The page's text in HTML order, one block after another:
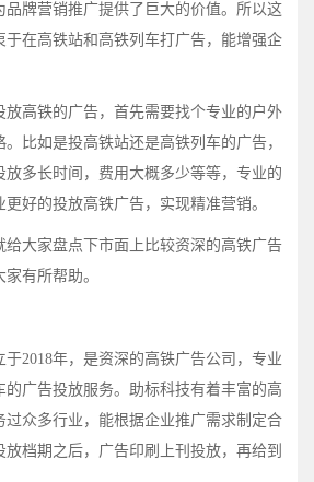
品牌营销推广提供了巨大的价值。所以这
于在高铁站和高铁列车打广告，能增强企
放高铁的广告，首先需要找个专业的户外
比如是投高铁站还是高铁列车的广告，
放多长时间，费用大概多少等等，专业的
好的投放高铁广告，实现精准营销。
给大家盘点下市面上比较资深的高铁广告
有所帮助。
于2018年，是资深的高铁广告公司，专业
的广告投放服务。助标科技有着丰富的高
过众多行业，能根据企业推广需求制定合
档期之后，广告印刷上刊投放，再给到